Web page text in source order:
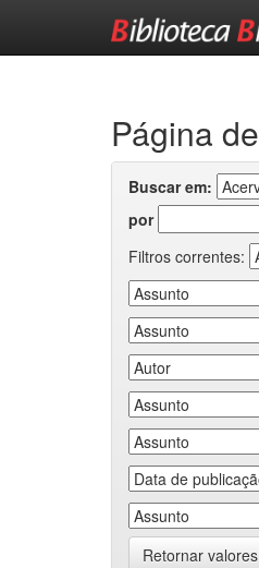
Página
Buscar em:
por
Filtros correntes:
Retornar valores